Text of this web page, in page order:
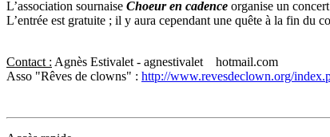
L’association sournaise Choeur en cadence organise un
L’entrée est gratuite ; il y aura cependant une quête à la fin du
Contact : Agnès Estivalet - agnestivalet
hotmail.com
Asso "Rêves de clowns" : http://www.revesdeclown.org/